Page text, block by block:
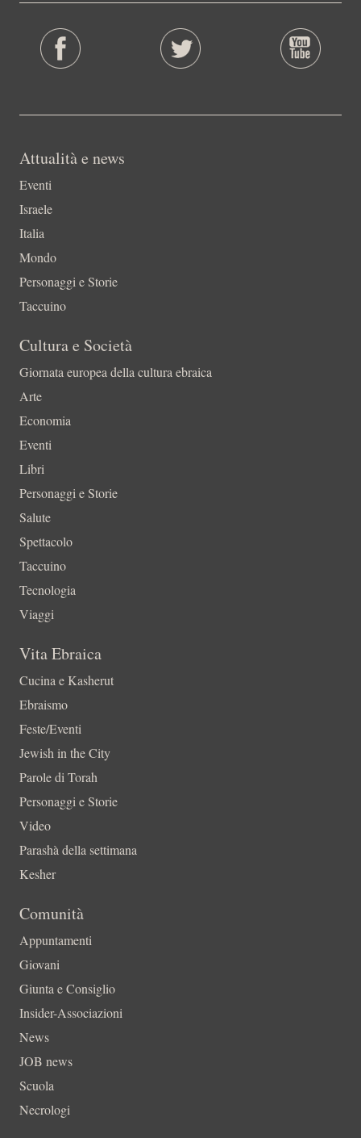
Attualità e news
Eventi
Israele
Italia
Mondo
Personaggi e Storie
Taccuino
Cultura e Società
Giornata europea della cultura ebraica
Arte
Economia
Eventi
Libri
Personaggi e Storie
Salute
Spettacolo
Taccuino
Tecnologia
Viaggi
Vita Ebraica
Cucina e Kasherut
Ebraismo
Feste/Eventi
Jewish in the City
Parole di Torah
Personaggi e Storie
Video
Parashà della settimana
Kesher
Comunità
Appuntamenti
Giovani
Giunta e Consiglio
Insider-Associazioni
News
JOB news
Scuola
Necrologi